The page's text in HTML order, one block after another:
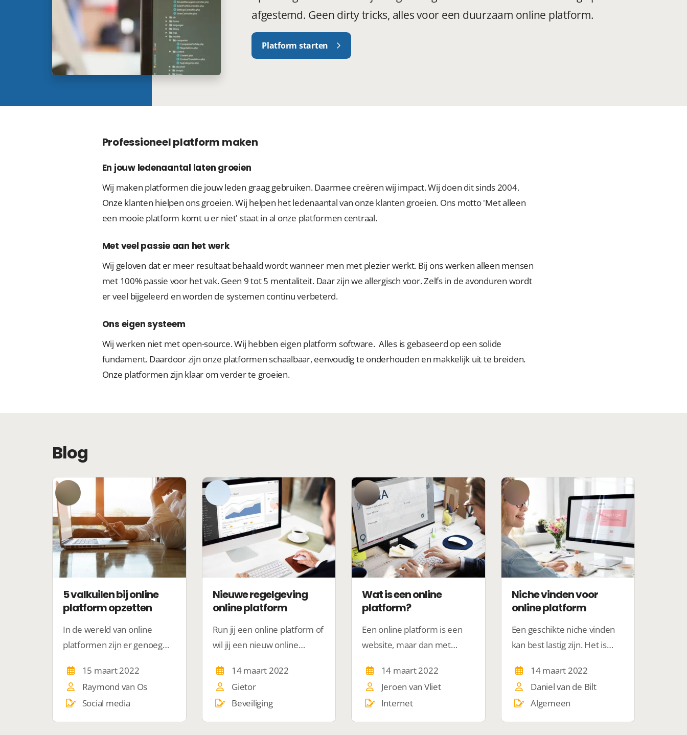
afgestemd. Geen dirty tricks, alles voor een duurzaam online platform.
Platform starten
Professioneel platform maken
En jouw ledenaantal laten groeien
Wij maken platformen die jouw leden graag gebruiken. Daarmee creëren wij impact. Wij doen dit sinds 2004.
Onze klanten hielpen ons groeien. Wij helpen het ledenaantal van onze klanten groeien. Ons motto 'Met alleen
een mooie platform komt u er niet' staat in al onze platformen centraal.
Met veel passie aan het werk
Wij geloven dat er meer resultaat behaald wordt wanneer men met plezier werkt. Bij ons werken alleen mensen
met 100% passie voor het vak. Geen 9 tot 5 mentaliteit. Daar zijn we allergisch voor. Zelfs in de avonduren wordt
er veel bijgeleerd en worden de systemen continu verbeterd.
Ons eigen systeem
Wij werken niet met open-source. Wij hebben eigen platform software. Alles is gebaseerd op een solide
fundament. Daardoor zijn onze platformen schaalbaar, eenvoudig te onderhouden en makkelijk uit te breiden.
Onze platformen zijn klaar om verder te groeien.
Blog
5 valkuilen bij online
platform opzetten
In de wereld van online
platformen zijn er genoeg
zijn gestapt. Zorg dat jij deze
valkuilen kan vermijden. Wij
geven jou graag een aantal
tips hiervoor!
15 maart 2022
Raymond van Os
Social media
Nieuwe regelgeving
online platform
Run jij een online platform of
wil jij een nieuw online
mei volgend jaar krijg je te
maken met een
informatieplicht en nieuwe
regels.
14 maart 2022
Gietor
Beveiliging
Wat is een online
platform?
Een online platform is een
website, maar dan met
wordt bedoeld met online
platform? Verzorg
ledencontact.
14 maart 2022
Jeroen van Vliet
Internet
Niche vinden voor
online platform
Een geschikte niche vinden
kan best lastig zijn. Het is
voor wat je doet. Wij geven
jou graag een aantal tips.
14 maart 2022
Daniel van de Bilt
Algemeen